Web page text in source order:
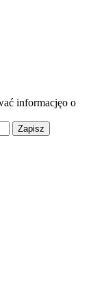
informacjęo o
Zapisz